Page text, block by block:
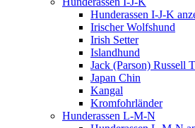
Hunderassen I-J-K
Irischer Wolfshund
Irish Setter
Islandhund
Jack (Parson) Russell
Japan Chin
Kangal
Kromfohrländer
Hunderassen L-M-N